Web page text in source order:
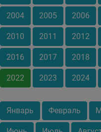
2004 2005 2006
2010 2011 2012
2016 2017 2018
2022 2023 2024
Январь Февраль